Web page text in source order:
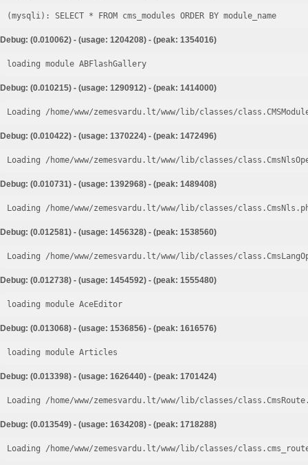
Debug: (0.010062) - (usage: 1204208) - (peak: 1354016)
loading module ABFlashGallery
Debug: (0.010215) - (usage: 1290912) - (peak: 1414000)
Loading /home/www/zemesvardu.lt/www/lib/classes/
Debug: (0.010422) - (usage: 1370224) - (peak: 1472496)
Loading /home/www/zemesvardu.lt/www/lib/classes/
Debug: (0.010731) - (usage: 1392968) - (peak: 1489408)
Loading /home/www/zemesvardu.lt/www/lib/classes/
Debug: (0.012581) - (usage: 1456328) - (peak: 1538560)
Loading /home/www/zemesvardu.lt/www/lib/classes/
Debug: (0.012738) - (usage: 1454592) - (peak: 1555480)
loading module AceEditor
Debug: (0.013068) - (usage: 1536856) - (peak: 1616576)
loading module Articles
Debug: (0.013398) - (usage: 1626440) - (peak: 1701424)
Loading /home/www/zemesvardu.lt/www/lib/classes/
Debug: (0.013549) - (usage: 1634208) - (peak: 1718288)
Loading /home/www/zemesvardu.lt/www/lib/classes/